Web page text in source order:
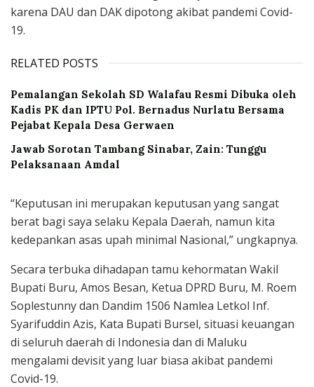
karena DAU dan DAK dipotong akibat pandemi Covid-
19.
RELATED POSTS
Pemalangan Sekolah SD Walafau Resmi Dibuka oleh
Kadis PK dan IPTU Pol. Bernadus Nurlatu Bersama
Pejabat Kepala Desa Gerwaen
Jawab Sorotan Tambang Sinabar, Zain: Tunggu
Pelaksanaan Amdal
“Keputusan ini merupakan keputusan yang sangat
berat bagi saya selaku Kepala Daerah, namun kita
kedepankan asas upah minimal Nasional,” ungkapnya.
Secara terbuka dihadapan tamu kehormatan Wakil
Bupati Buru, Amos Besan, Ketua DPRD Buru, M. Roem
Soplestunny dan Dandim 1506 Namlea Letkol Inf.
Syarifuddin Azis, Kata Bupati Bursel, situasi keuangan
di seluruh daerah di Indonesia dan di Maluku
mengalami devisit yang luar biasa akibat pandemi
Covid-19.